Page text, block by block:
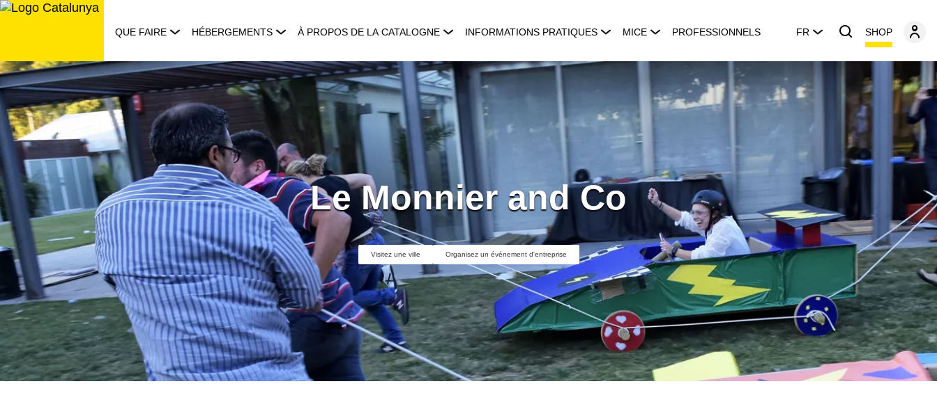
Aller
QUE FAIRE HÉBERGEMENTS À PROPOS DE LA CATALOGNE INFORMATIONS PRATIQUES MICE PROFESSIONNELS FR SHOP
Le Monnier and Co
Visitez une ville Organisez un événement d'entreprise